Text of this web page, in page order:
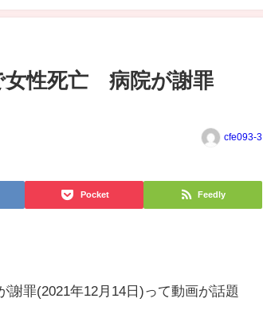
女性死亡 病院が謝罪
cfe093-3
Pocket Feedly
罪(2021年12月14日)って動画が話題